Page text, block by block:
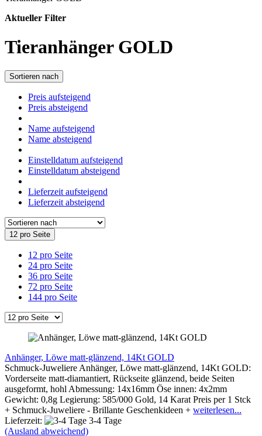
Aktueller Filter
Tieranhänger GOLD
Sortieren nach
Preis aufsteigend
Preis absteigend
Name aufsteigend
Name absteigend
Einstelldatum aufsteigend
Einstelldatum absteigend
Lieferzeit aufsteigend
Lieferzeit absteigend
12 pro Seite
12 pro Seite
24 pro Seite
36 pro Seite
72 pro Seite
144 pro Seite
Anhänger, Löwe matt-glänzend, 14Kt GOLD
Schmuck-Juweliere Anhänger, Löwe matt-glänzend, 14Kt GOLD:
Vorderseite matt-diamantiert, Rückseite glänzend, beide Seiten
ausgeformt, hohl Abmessung: 14x16mm Öse innen: 4x2mm
Gewicht: 0,8g Legierung: 585/000 Gold, 14 Karat Preis per 1 Stck
+ Schmuck-Juweliere - Brillante Geschenkideen + weiterlesen...
Lieferzeit:
3-4 Tage
(Ausland abweichend)